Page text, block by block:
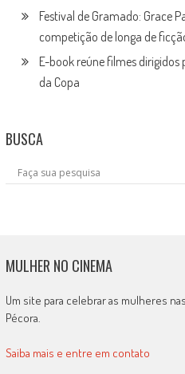
Festival de Gramado: Grace
competição de longa de
E-book reúne filmes dirigidos
da Copa
BUSCA
MULHER NO CINEMA
Um site para celebrar as mulheres
Pécora.
Saiba mais e entre em contato